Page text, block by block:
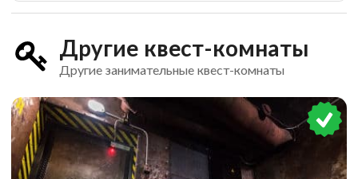
Другие квест-комнаты
Другие занимательные квест-комнаты